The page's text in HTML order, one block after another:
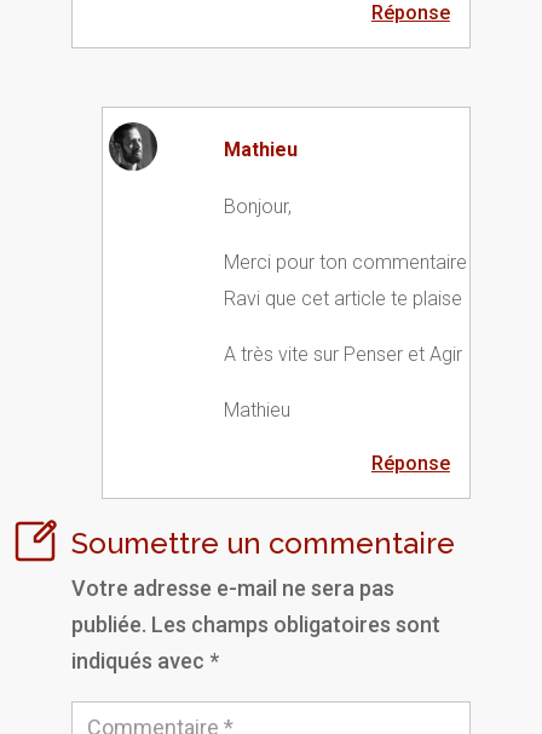
Réponse
Mathieu
Bonjour,
Merci pour ton commentaire
Ravi que cet article te plaise
A très vite sur Penser et Agir
Mathieu
Réponse
Soumettre un commentaire
Votre adresse e-mail ne sera pas
publiée. Les champs obligatoires sont
indiqués avec *